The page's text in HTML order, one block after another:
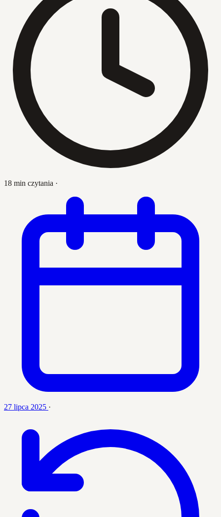
18 min czytania ·
27 lipca 2025 ·